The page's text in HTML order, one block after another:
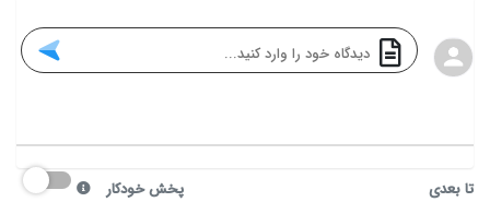
تا بعدی پخش خودکار